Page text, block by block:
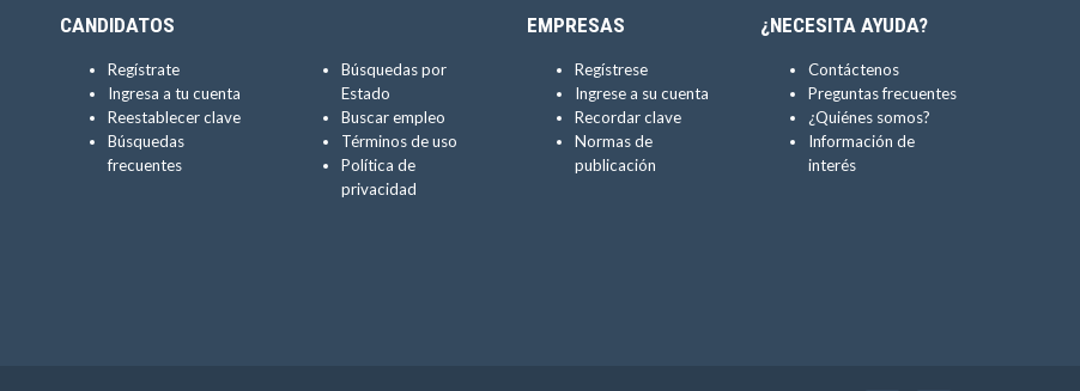
CANDIDATOS
Regístrate
Ingresa a tu cuenta
Reestablecer clave
Búsquedas
frecuentes
Búsquedas por
Estado
Buscar empleo
Términos de uso
Política de
privacidad
EMPRESAS
Regístrese
Ingrese a su cuenta
Recordar clave
Normas de
publicación
¿NECESITA AYUDA?
Contáctenos
Preguntas frecuentes
¿Quiénes somos?
Información de
interés